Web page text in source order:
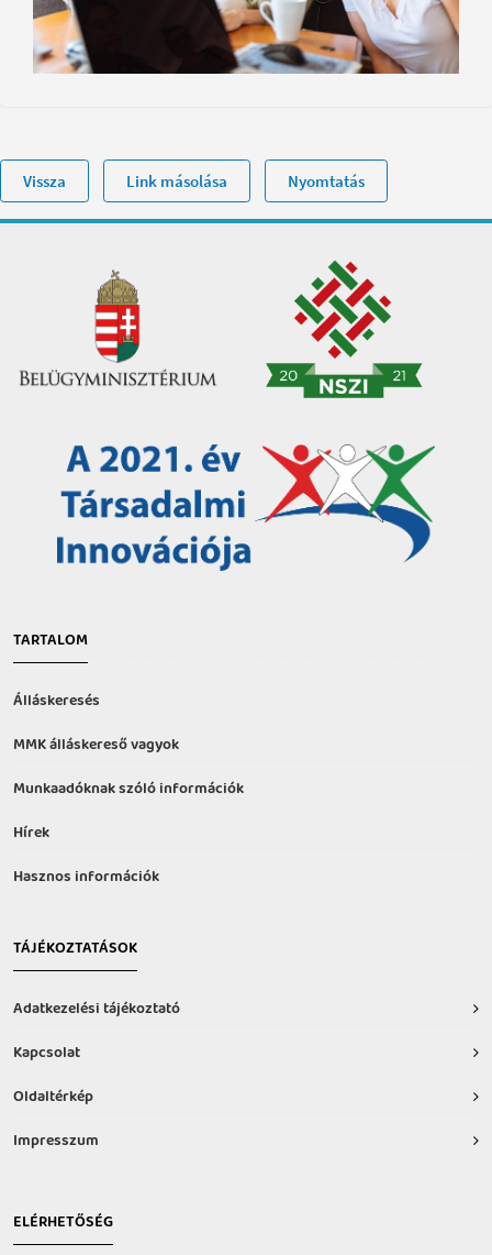
Vissza Link másolása Nyomtatás
TARTALOM
Álláskeresés
MMK álláskereső vagyok
Munkaadóknak szóló információk
Hírek
Hasznos információk
TÁJÉKOZTATÁSOK
Adatkezelési tájékoztató
Kapcsolat
Oldaltérkép
Impresszum
ELÉRHETŐSÉG